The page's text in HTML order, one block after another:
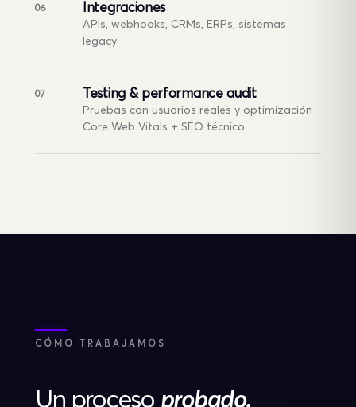
06 Integraciones
APIs, webhooks, CRMs, ERPs, sistemas
legacy
07 Testing & performance audit
Pruebas con usuarios reales y optimización
Core Web Vitals + SEO técnico
CÓMO TRABAJAMOS
Un proceso probado.